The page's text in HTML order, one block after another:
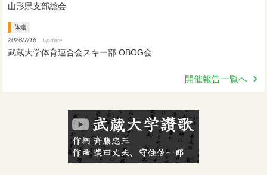
山形県支部総会
体連
2026/7/16 Update
武蔵大学体育連合会スキー部 OBOG会
開催報告一覧へ